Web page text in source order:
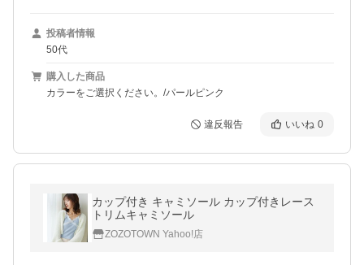
投稿者情報
50代
購入した商品
カラーをご選択ください。/パールピンク
違反報告 いいね 0
カップ付き キャミソール カップ付きレース
トリムキャミソール
ZOZOTOWN Yahoo!店